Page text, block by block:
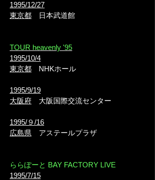
1995/12/27
東京都 日本武道館
TOUR heavenly '95
1995/10/4
東京都 NHKホール
1995/9/19
大阪府 大阪国際交流センター
1995/９/16
広島県 アステールプラザ
ららぽーと BAY FACTORY LIVE
1995/7/15